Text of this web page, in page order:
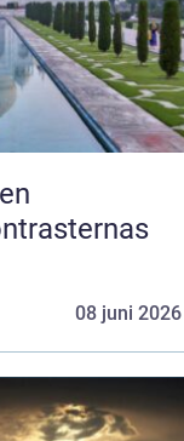
08 juni 2026